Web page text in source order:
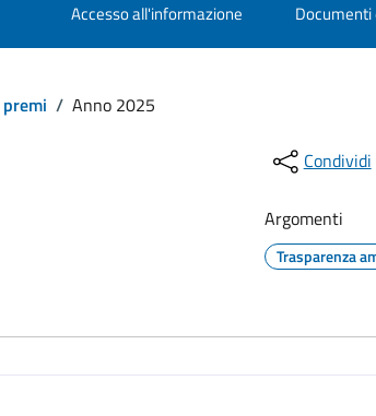
Accesso all'informazione Documenti
/ Anno 2025
Condividi
Argomenti
Trasparenza